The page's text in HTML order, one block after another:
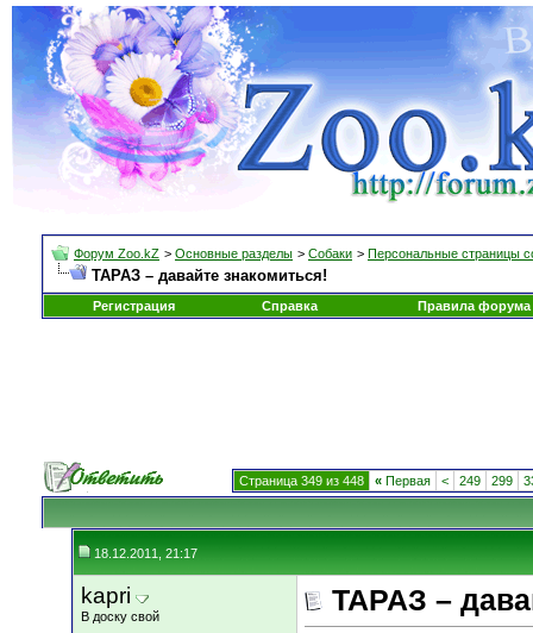
Форум Zoo.kZ > Основные разделы > Собаки > Персональные страницы
ТАРАЗ – давайте знакомиться!
Регистрация Справка Правила форума
Страница 349 из 448 « Первая < 249 299
18.12.2011, 21:17
kapri
В доску свой ТАРАЗ –